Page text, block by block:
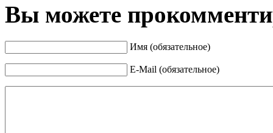
Вы можете
Имя (обязательное)
E-Mail (обязательное)